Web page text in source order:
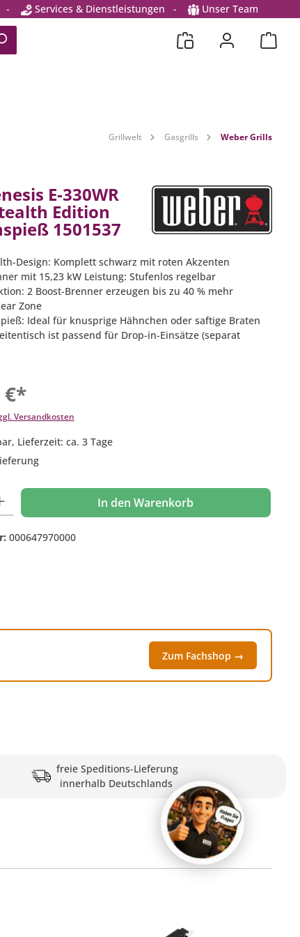
- Services & Dienstleistungen - Unser Team
Grillwelt Gasgrills Weber Grills
E-330WR
Edition
1501537
Design: Komplett schwarz mit roten Akzenten
mit 15,23 kW Leistung: Stufenlos regelbar
2 Boost-Brenner erzeugen bis zu 40 % mehr
Zone
Ideal für knusprige Hähnchen oder saftige Braten
ist passend für Drop-in-Einsätze (separat
€*
Versandkosten
Lieferzeit: ca. 3 Tage
den gewünschten Wert ein oder benutze die Schaltflächen um die
In den Warenkorb
000647970000
Zum Fachshop →
freie Speditions-Lieferung
innerhalb Deutschlands